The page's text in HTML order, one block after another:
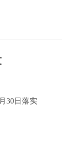
30日落实